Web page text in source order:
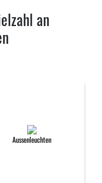
an
Aussenleuchten